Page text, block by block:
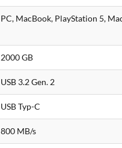
PC, MacBook, PlayStation 5,
2000 GB
USB 3.2 Gen. 2
USB Typ-C
800 MB/s